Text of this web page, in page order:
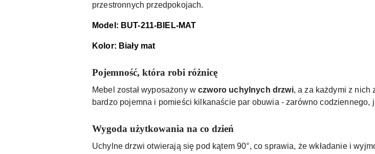
przestronnych przedpokojach.
Model: BUT-211-BIEL-MAT
Kolor: Biały mat
Pojemność, która robi różnicę
Mebel został wyposażony wczworo uchylnych drzwi, a za każdymi z nich
bardzo pojemna i pomieści kilkanaście par obuwia - zarówno codziennego,
Wygoda użytkowania na co dzień
Uchylne drzwi otwierają się pod kątem 90°, co sprawia, że wkładanie i